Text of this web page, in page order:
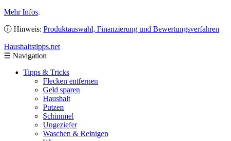
Mehr Infos.
ⓘ Hinweis: Produktauswahl, Finanzierung und Bewertungsverfahren
Haushaltstipps.net
☰ Navigation
Tipps & Tricks
Flecken entfernen
Geld sparen
Haushalt
Putzen
Schimmel
Ungeziefer
Waschen & Reinigen